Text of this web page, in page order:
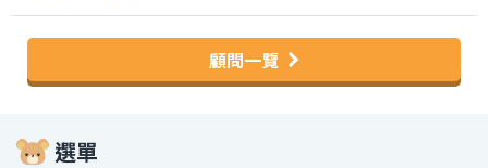
顧問一覽
選單